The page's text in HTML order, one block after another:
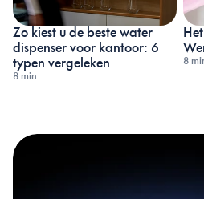
Zo kiest u de beste water
dispenser voor kantoor: 6
typen vergeleken
8 min
8